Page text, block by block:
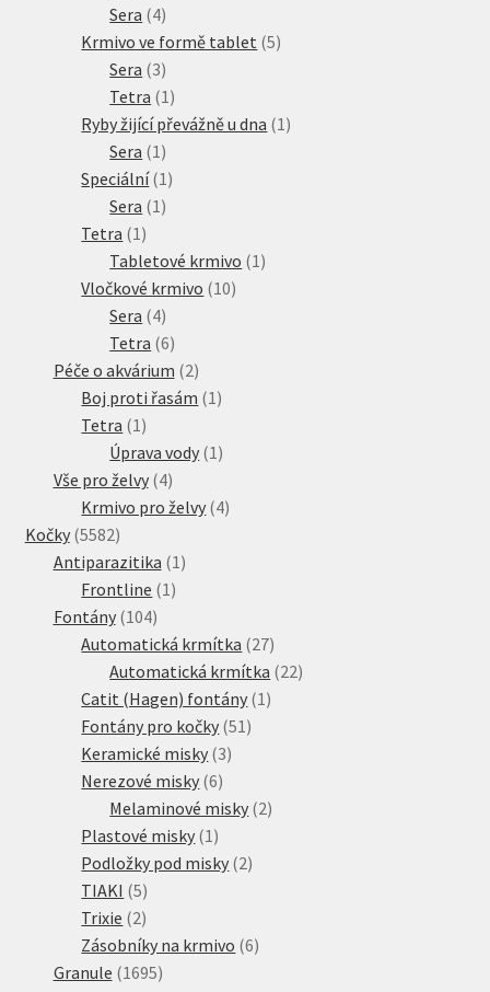
produkt
Sera 44
produkty
Krmivo ve formě tablet 55
Sera 33
produkty
Tetra 1 1
produkt
Ryby žijící převážně u dna 1 1
Sera 1 1
produkt
Speciální 1 1
Sera 1 1
Tetra 1 1
produkt
Tabletové krmivo 1 1
Vločkové krmivo 1010
Sera 44
produkty
Tetra 66
produktů
Péče o akvárium 22
produkty
Boj proti řasám 1 1
Tetra 1 1
produkt
Úprava vody 1 1
Vše pro želvy 44
produkty
Krmivo pro želvy 44
Kočky 55825582
produktů
Antiparazitika 1 1
Frontline 1 1
Fontány 104104
produktů
Automatická krmítka 2727
produktů
Automatická krmítka 2222
Catit (Hagen) fontány 1 1
Fontány pro kočky 51 51
Keramické misky 33
Nerezové misky 66
produktů
Melaminové misky 22
Plastové misky 1 1
produkt
Podložky pod misky 22
TIAKI 55
produktů
Trixie 22
produkty
Zásobníky na krmivo 66
Granule 16951695